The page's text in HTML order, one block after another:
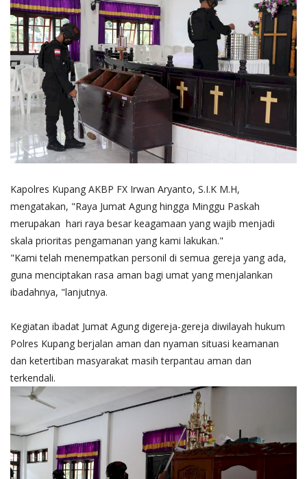
Kapolres Kupang AKBP FX Irwan Aryanto, S.I.K M.H,
mengatakan, "Raya Jumat Agung hingga Minggu Paskah
merupakan hari raya besar keagamaan yang wajib menjadi
skala prioritas pengamanan yang kami lakukan."
"Kami telah menempatkan personil di semua gereja yang ada,
guna menciptakan rasa aman bagi umat yang menjalankan
ibadahnya, "lanjutnya.
Kegiatan ibadat Jumat Agung digereja-gereja diwilayah hukum
Polres Kupang berjalan aman dan nyaman situasi keamanan
dan ketertiban masyarakat masih terpantau aman dan
terkendali.